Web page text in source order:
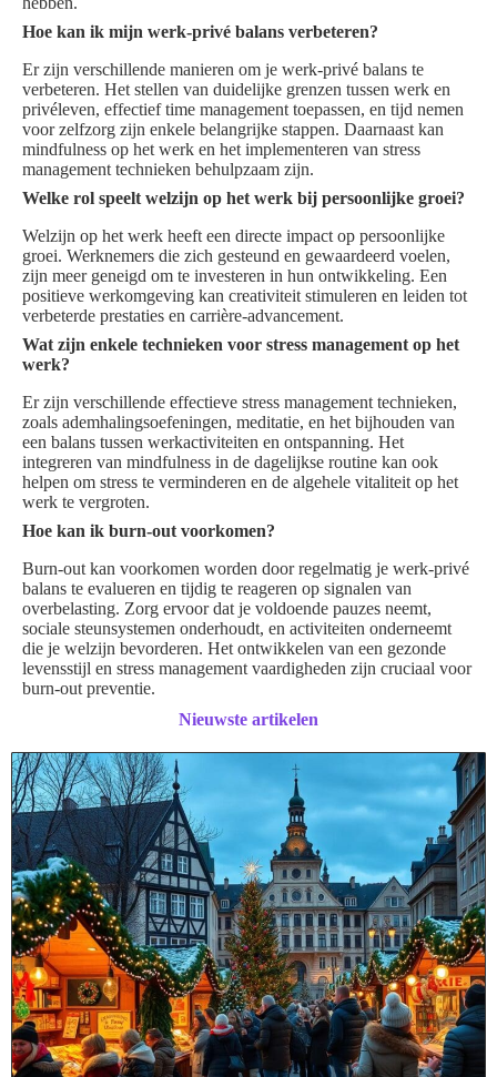
Hoe kan ik mijn werk-privé balans verbeteren?
Er zijn verschillende manieren om je werk-privé balans te
verbeteren. Het stellen van duidelijke grenzen tussen werk en
privéleven, effectief time management toepassen, en tijd nemen
voor zelfzorg zijn enkele belangrijke stappen. Daarnaast kan
mindfulness op het werk en het implementeren van stress
management technieken behulpzaam zijn.
Welke rol speelt welzijn op het werk bij persoonlijke groei?
Welzijn op het werk heeft een directe impact op persoonlijke
groei. Werknemers die zich gesteund en gewaardeerd voelen,
zijn meer geneigd om te investeren in hun ontwikkeling. Een
positieve werkomgeving kan creativiteit stimuleren en leiden tot
verbeterde prestaties en carrière-advancement.
Wat zijn enkele technieken voor stress management op het
werk?
Er zijn verschillende effectieve stress management technieken,
zoals ademhalingsoefeningen, meditatie, en het bijhouden van
een balans tussen werkactiviteiten en ontspanning. Het
integreren van mindfulness in de dagelijkse routine kan ook
helpen om stress te verminderen en de algehele vitaliteit op het
werk te vergroten.
Hoe kan ik burn-out voorkomen?
Burn-out kan voorkomen worden door regelmatig je werk-privé
balans te evalueren en tijdig te reageren op signalen van
overbelasting. Zorg ervoor dat je voldoende pauzes neemt,
sociale steunsystemen onderhoudt, en activiteiten onderneemt
die je welzijn bevorderen. Het ontwikkelen van een gezonde
levensstijl en stress management vaardigheden zijn cruciaal voor
burn-out preventie.
Nieuwste artikelen